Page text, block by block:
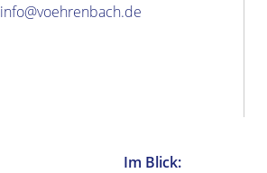
info@voehrenbach.de
Im Blick: